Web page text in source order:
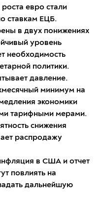
евро стали
ставкам ЕЦБ.
в двух понижениях
уровень
необходимость
политики.
давление.
минимум на
экономики
тарифными мерами.
снижения
распродажу
в США и отчет
повлиять на
дальнейшую